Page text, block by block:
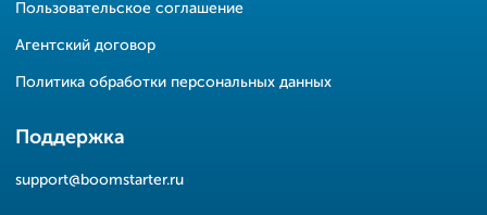
Пользовательское соглашение
Агентский договор
Политика обработки персональных данных
Поддержка
support@boomstarter.ru